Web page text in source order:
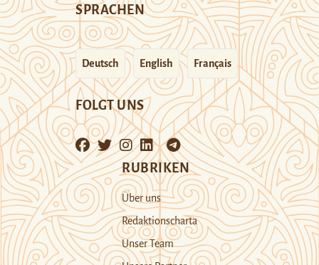
SPRACHEN
Deutsch English Français
FOLGT UNS
RUBRIKEN
Über uns
Redaktionscharta
Unser Team